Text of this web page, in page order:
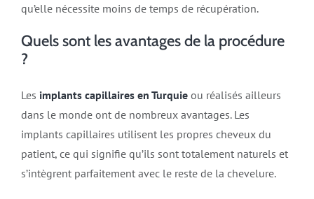
qu’elle nécessite moins de temps de récupération.
Quels sont les avantages de la procédure
?
Les implants capillaires en Turquie ou réalisés ailleurs
dans le monde ont de nombreux avantages. Les
implants capillaires utilisent les propres cheveux du
patient, ce qui signifie qu’ils sont totalement naturels et
s’intègrent parfaitement avec le reste de la chevelure.